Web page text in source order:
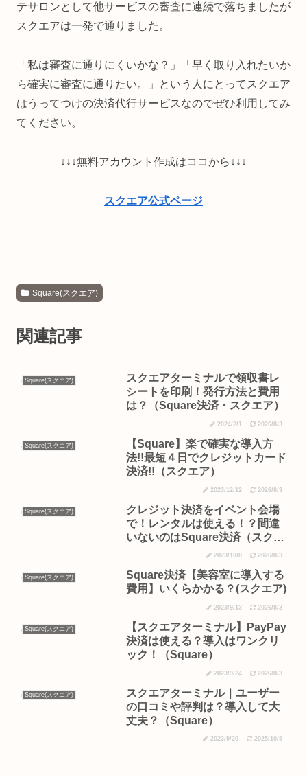
テサロンとして他サービスの審査に連続で落ちましたが
スクエアは一発で通りました。
「私は審査に通りにくいかな？」「早く取り入れたいか
ら確実に審査に通りたい。」という人にとってスクエア
はうってつけの決済代行サービスなのでぜひ利用してみ
てください。
↓↓↓無料アカウント作成はココから↓↓↓
スクエア公式ページ
Square(スクエア)
関連記事
Square(スクエア)
スクエアターミナルで領収書レ
シートを印刷！発行方法と費用
は？（Square決済・スクエア）
2024/2/1 2026/8/3
Square(スクエア)
【Square】楽で確実な導入方
法!!最短４日でクレジットカード
決済!!（スクエア）
2023/12/12 2026/8/3
Square(スクエア)
クレジット決済をイベント会場
で！レンタルは使える！？間違
いないのはSquare決済（スクエ
2023/10/8 2026/8/3
Square(スクエア)
Square決済【美容室に導入する
費用】いくらかかる？(スクエア)
2023/9/13 2026/8/3
Square(スクエア)
【スクエアターミナル】PayPay
決済は使える？導入はワンクリ
ック！（Square）
2023/9/24 2026/8/3
Square(スクエア)
スクエアターミナル｜ユーザー
の口コミや評判は？導入して大
丈夫？（Square）
2023/9/20 2025/10/9